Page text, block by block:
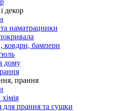
декор
наматрацники
бампери
дому
прання
для прання та сушки